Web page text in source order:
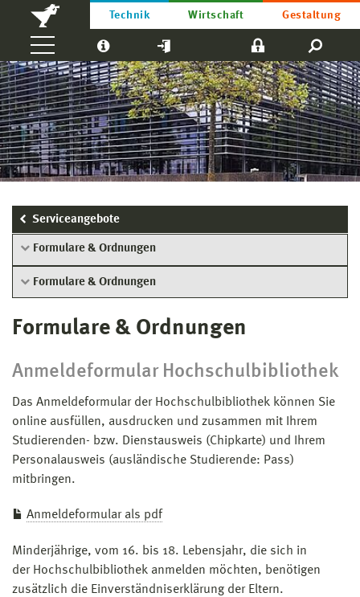
Technik Wirtschaft Gestaltung
Serviceangebote
Formulare & Ordnungen
Formulare & Ordnungen
Formulare & Ordnungen
Anmeldeformular Hochschulbibliothek
Das Anmeldeformular der Hochschulbibliothek können Sie
online ausfüllen, ausdrucken und zusammen mit Ihrem
Studierenden- bzw. Dienstausweis (Chipkarte) und Ihrem
Personalausweis (ausländische Studierende: Pass)
mitbringen.
Anmeldeformular als pdf
Minderjährige, vom 16. bis 18. Lebensjahr, die sich in
der Hochschulbibliothek anmelden möchten, benötigen
zusätzlich die Einverständniserklärung der Eltern.